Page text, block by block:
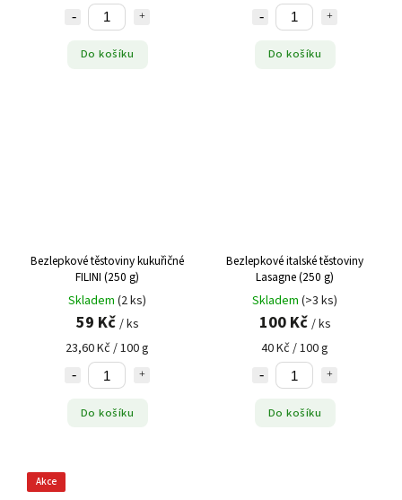
Do košíku Do košíku
Bezlepkové těstoviny kukuřičné
FILINI (250 g)
Skladem (2 ks)
59 Kč / ks
23,60 Kč / 100 g
Do košíku
Bezlepkové italské těstoviny
Lasagne (250 g)
Skladem (>3 ks)
100 Kč / ks
40 Kč / 100 g
Do košíku
Akce